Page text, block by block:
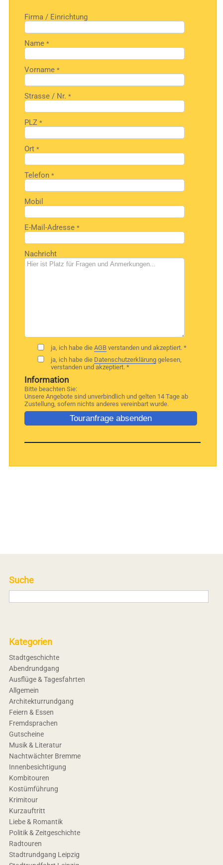
Firma / Einrichtung
Name*
Vorname*
Strasse / Nr.*
PLZ*
Ort*
Telefon*
Mobil
E-Mail-Adresse*
Nachricht
ja, ich habe dieAGB verstanden und akzeptiert. *
ja, ich habe die Datenschutzerklärung gelesen,
verstanden und akzeptiert. *
Information
Bitte beachten Sie:
Unsere Angebote sind unverbindlich und gelten 14 Tage ab
Zustellung, sofern nichts anderes vereinbart wurde.
Suche
Kategorien
Stadtgeschichte
Abendrundgang
Ausflüge & Tagesfahrten
Allgemein
Architekturrundgang
Feiern & Essen
Fremdsprachen
Gutscheine
Musik & Literatur
Nachtwächter Bremme
Innenbesichtigung
Kombitouren
Kostümführung
Krimitour
Kurzauftritt
Liebe & Romantik
Politik & Zeitgeschichte
Radtouren
Stadtrundgang Leipzig